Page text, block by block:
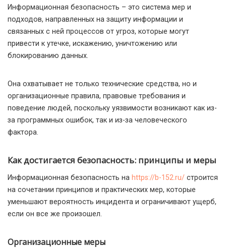
Информационная безопасность – это система мер и
подходов, направленных на защиту информации и
связанных с ней процессов от угроз, которые могут
привести к утечке, искажению, уничтожению или
блокированию данных.
Она охватывает не только технические средства, но и
организационные правила, правовые требования и
поведение людей, поскольку уязвимости возникают как из-
за программных ошибок, так и из-за человеческого
фактора.
Как достигается безопасность: принципы и меры
Информационная безопасность на https://b-152.ru/ строится
на сочетании принципов и практических мер, которые
уменьшают вероятность инцидента и ограничивают ущерб,
если он все же произошел.
Организационные меры